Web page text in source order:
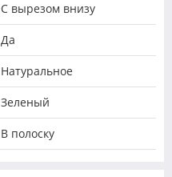
С вырезом внизу
Да
Натуральное
Зеленый
В полоску